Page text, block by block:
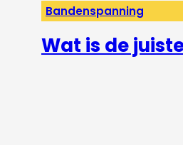
Bandenspanning
Wat is de